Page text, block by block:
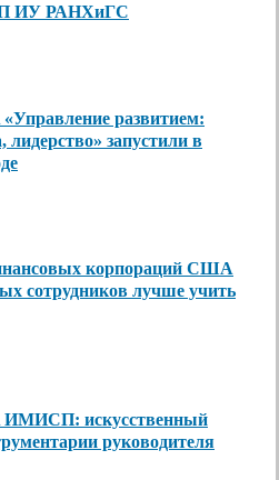
ИУ РАНХиГС
развитием:
лидерство» запустили в
корпораций США
сотрудников лучше учить
ИМИСП: искусственный
руководителя